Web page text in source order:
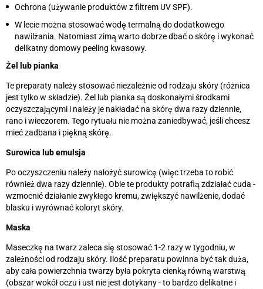
Ochrona (używanie produktów z filtrem UV SPF).
W lecie można stosować wodę termalną do dodatkowego
nawilżania. Natomiast zimą warto dobrze dbać o skórę i wykonać
delikatny domowy peeling kwasowy.
Żel lub pianka
Te preparaty należy stosować niezależnie od rodzaju skóry (różnica
jest tylko w składzie). Żel lub pianka są doskonałymi środkami
oczyszczającymi i należy je nakładać na skórę dwa razy dziennie,
rano i wieczorem. Tego rytuału nie można zaniedbywać, jeśli chcesz
mieć zadbana i piękną skórę.
Surowica lub emulsja
Po oczyszczeniu należy nałożyć surowicę (więc trzeba to robić
również dwa razy dziennie). Obie te produkty potrafią zdziałać cuda -
wzmocnić działanie zwykłego kremu, zwiększyć nawilżenie, dodać
blasku i wyrównać koloryt skóry.
Maska
Maseczkę na twarz zaleca się stosować 1-2 razy w tygodniu, w
zależności od rodzaju skóry. Ilość preparatu powinna być tak duża,
aby cała powierzchnia twarzy była pokryta cienką równą warstwą
(obszar wokół oczu i ust nie jest dotykany - to bardzo delikatne i